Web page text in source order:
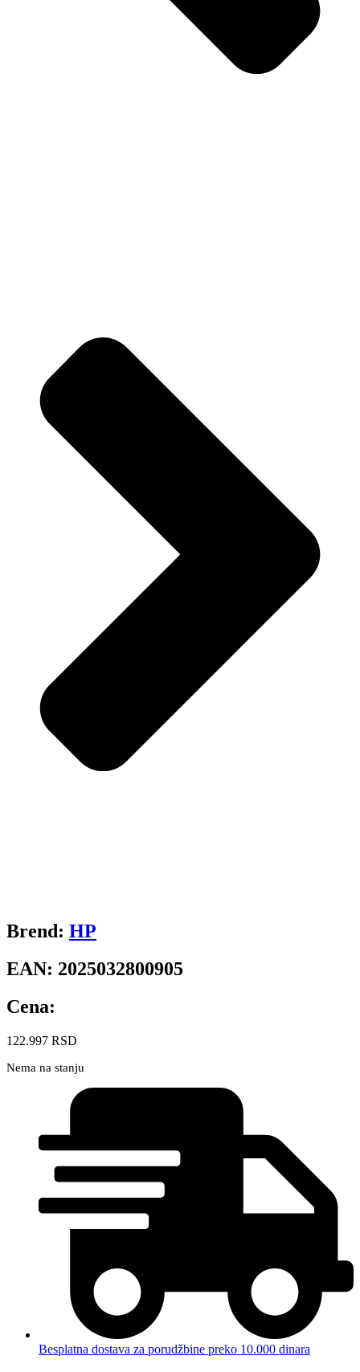
Brend: HP
EAN: 2025032800905
Cena:
122.997 RSD
Nema na stanju
Besplatna dostava za porudžbine preko 10.000 dinara